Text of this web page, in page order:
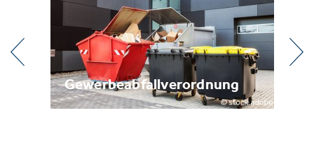
Gewerbeabfallverordnung